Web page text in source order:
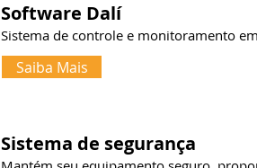
Software Dalí
Sistema de controle e monitoramento
Saiba Mais
Sistema de segurança